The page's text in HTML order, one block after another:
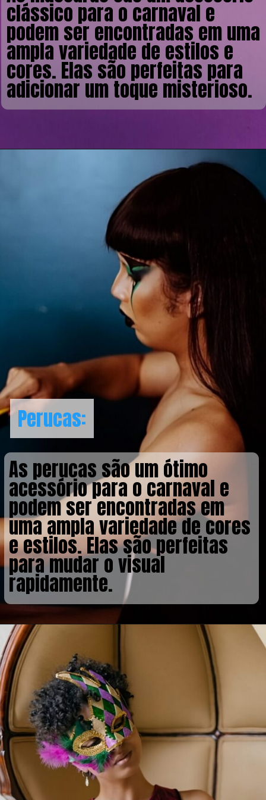
clássico para o carnaval e
podem ser encontradas em uma
ampla variedade de estilos e
cores. Elas são perfeitas para
adicionar um toque misterioso.
As perucas são um ótimo
acessório para o carnaval e
podem ser encontradas em
uma ampla variedade de cores
e estilos. Elas são perfeitas
para mudar o visual
rapidamente.
Perucas:
Perucas: